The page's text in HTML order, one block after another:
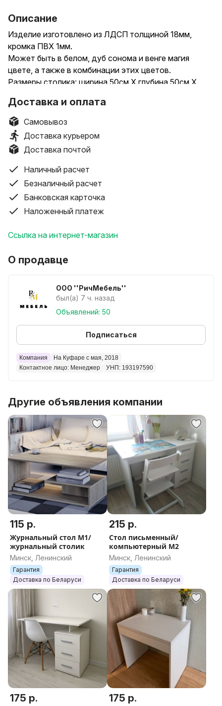
Описание
Изделие изготовлено из ЛДСП толщиной 18мм,
кромка ПВХ 1мм.
Может быть в белом, дуб сонома и венге магия
цвете, а также в комбинации этих цветов.
Размеры столика: ширина 50см Х глубина 50см Х
В комплект входит вся необходимая фурнитура.
Возможна сборка столика на производстве.
Стоимость столика в собранном виде составляет
60р.
Стоимость доставки по Минску до подъезда
составляет 10р.
Стоимость доставки по Минску +подъём в квартиру
составляет 20р.
Возможен расчёт картой рассрочки "МАГНИТ"
(Беларусбанк).
экспресс доставка).
10.00 до 19.00
Доставка и оплата
Самовывоз
Доставка курьером
Доставка почтой
Наличный расчет
Безналичный расчет
Банковская карточка
Наложенный платеж
Ссылка на интернет-магазин
О продавце
ООО ''РичМебель''
был(а) 7 ч. назад
Объявлений: 50
Подписаться
Компания
На Куфаре с мая, 2018
Контактное лицо: Менеджер
УНП: 193197590
Другие объявления компании
115 р.
Журнальный стол М1/
журнальный столик
Минск, Ленинский
Гарантия
Доставка по Беларуси
215 р.
Стол письменный/
компьютерный М2
Минск, Ленинский
Гарантия
Доставка по Беларуси
175 р. 175 р.